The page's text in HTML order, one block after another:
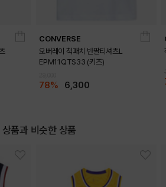
CONVERSE
오버레이 척패치 반팔티셔츠L
EPM11QTS33 (키즈)
78% 6,300
상품과 비슷한 상품